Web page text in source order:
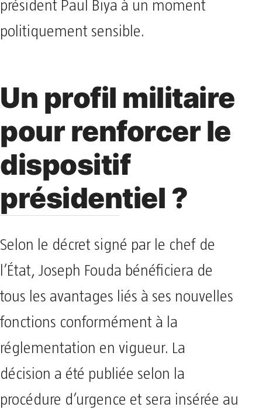
président Paul Biya à un moment
politiquement sensible.
Un profil militaire
pour renforcer le
dispositif
présidentiel ?
Selon le décret signé par le chef de
l’État, Joseph Fouda bénéficiera de
tous les avantages liés à ses nouvelles
fonctions conformément à la
réglementation en vigueur. La
décision a été publiée selon la
procédure d’urgence et sera insérée au